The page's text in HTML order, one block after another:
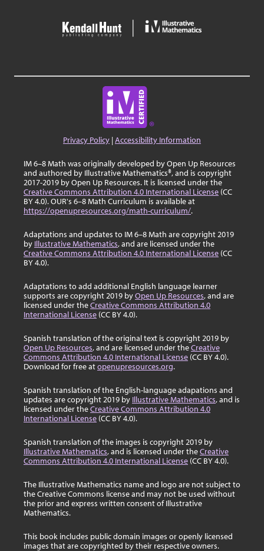
Privacy Policy |Accessibility Information
IM 6–8 Math was originally developed by Open Up Resources
and authored by Illustrative Mathematics®, and is copyright
2017-2019 by Open Up Resources. It is licensed under the
Creative Commons Attribution 4.0 International License (CC
BY 4.0). OUR's 6–8 Math Curriculum is available at
https://openupresources.org/math-curriculum/.
Adaptations and updates to IM 6–8 Math are copyright 2019
by Illustrative Mathematics, and are licensed under the
Creative Commons Attribution 4.0 International License (CC
BY 4.0).
Adaptations to add additional English language learner
supports are copyright 2019 byOpen Up Resources, and are
licensed under theCreative Commons Attribution 4.0
International License (CC BY 4.0).
Spanish translation of the original text is copyright 2019 by
Open Up Resources, and are licensed under theCreative
Commons Attribution 4.0 International License (CC BY 4.0).
Download for free atopenupresources.org.
Spanish translation of the English-language adapations and
updates are copyright 2019 by Illustrative Mathematics, and is
licensed under theCreative Commons Attribution 4.0
International License (CC BY 4.0).
Spanish translation of the images is copyright 2019 by
Illustrative Mathematics, and is licensed under theCreative
Commons Attribution 4.0 International License (CC BY 4.0).
The Illustrative Mathematics name and logo are not subject to
the Creative Commons license and may not be used without
the prior and express written consent of Illustrative
Mathematics.
This book includes public domain images or openly licensed
images that are copyrighted by their respective owners.